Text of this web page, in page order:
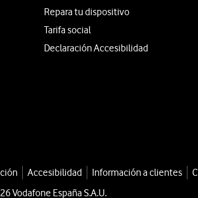
Repara tu dispositivo
Tarifa social
Declaración Accesibilidad
Accesibilidad Información a clientes
Vodafone España S.A.U.